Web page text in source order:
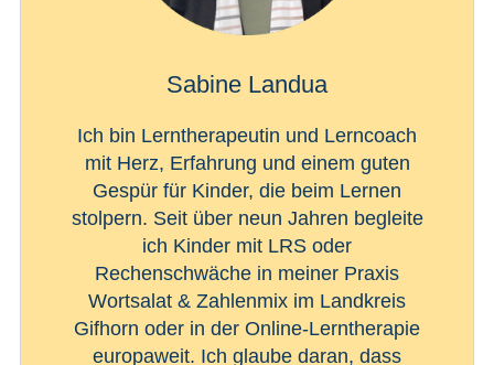
Sabine Landua
Ich bin Lerntherapeutin und Lerncoach
mit Herz, Erfahrung und einem guten
Gespür für Kinder, die beim Lernen
stolpern. Seit über neun Jahren begleite
ich Kinder mit LRS oder
Rechenschwäche in meiner Praxis
Wortsalat & Zahlenmix im Landkreis
Gifhorn oder in der Online-Lerntherapie
europaweit. Ich glaube daran, dass